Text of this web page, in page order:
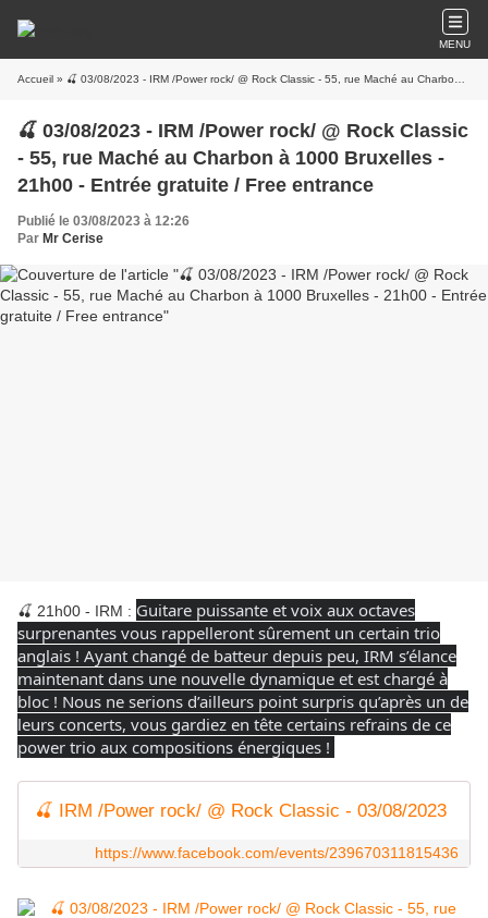
MENU
Accueil » 🍒 03/08/2023 - IRM /Power rock/ @ Rock Classic - 55, rue Maché au Charbon à 1000 Bruxelles - 21h00 - Entrée gratuite / Free entrance
🍒 03/08/2023 - IRM /Power rock/ @ Rock Classic
- 55, rue Maché au Charbon à 1000 Bruxelles -
21h00 - Entrée gratuite / Free entrance
Publié le 03/08/2023 à 12:26
Par Mr Cerise
🍒 21h00 - IRM : Guitare puissante et voix aux octaves
surprenantes vous rappelleront sûrement un certain trio
anglais ! Ayant changé de batteur depuis peu, IRM s’élance
maintenant dans une nouvelle dynamique et est chargé à
bloc ! Nous ne serions d’ailleurs point surpris qu’après un de
leurs concerts, vous gardiez en tête certains refrains de ce
power trio aux compositions énergiques !
🍒 IRM /Power rock/ @ Rock Classic - 03/08/2023
https://www.facebook.com/events/239670311815436